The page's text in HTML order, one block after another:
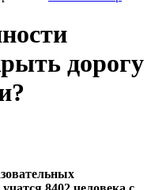
дорогу